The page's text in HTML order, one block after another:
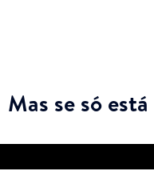
Mas se só